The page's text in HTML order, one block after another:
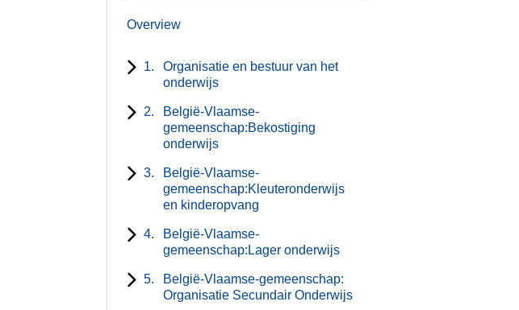
Overview
1.
Organisatie en bestuur van het
onderwijs
2.
België-Vlaamse-
gemeenschap:Bekostiging
onderwijs
3.
België-Vlaamse-
gemeenschap:Kleuteronderwijs
en kinderopvang
4.
België-Vlaamse-
gemeenschap:Lager onderwijs
5.
België-Vlaamse-gemeenschap:
Organisatie Secundair Onderwijs